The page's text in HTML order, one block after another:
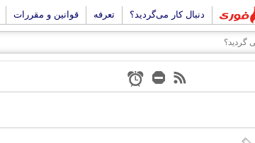
دنبال کار می‌گردید؟ تعرفه قوانین و مقررات